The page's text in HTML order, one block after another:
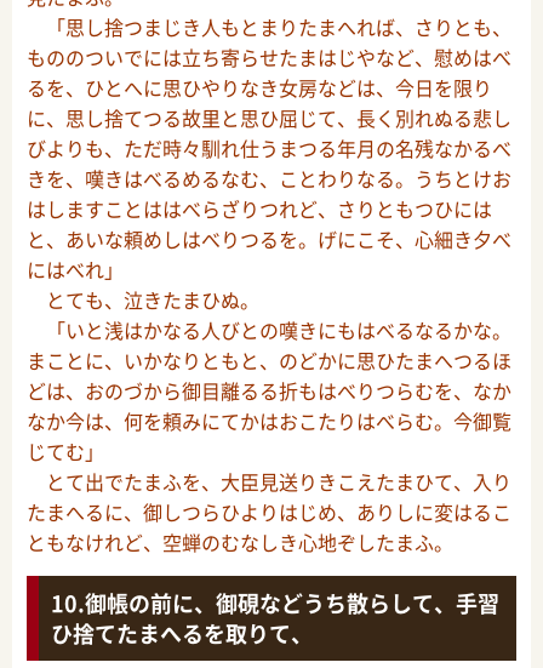
「思し捨つまじき人もとまりたまへれば、さりとも、
もののついでには立ち寄らせたまはじやなど、慰めはべ
るを、ひとへに思ひやりなき女房などは、今日を限り
に、思し捨てつる故里と思ひ屈じて、長く別れぬる悲し
びよりも、ただ時々馴れ仕うまつる年月の名残なかるべ
きを、嘆きはべるめるなむ、ことわりなる。うちとけお
はしますことははべらざりつれど、さりともつひには
と、あいな頼めしはべりつるを。げにこそ、心細き夕べ
にはべれ」
とても、泣きたまひぬ。
「いと浅はかなる人びとの嘆きにもはべるなるかな。
まことに、いかなりともと、のどかに思ひたまへつるほ
どは、おのづから御目離るる折もはべりつらむを、なか
なか今は、何を頼みにてかはおこたりはべらむ。今御覧
じてむ」
とて出でたまふを、大臣見送りきこえたまひて、入り
たまへるに、御しつらひよりはじめ、ありしに変はるこ
ともなけれど、空蝉のむなしき心地ぞしたまふ。
御帳の前に、御硯などうち散らして、手習
ひ捨てたまへるを取りて、